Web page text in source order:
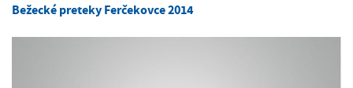
Bežecké preteky Ferčekovce 2014